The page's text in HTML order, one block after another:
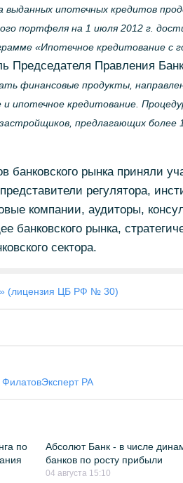
ипотечных кредитов
портфеля на 1 июля 2012 г.
«Ипотечное кредитование с
Председателя Правления
финансовые продукты,
и ипотечное кредитование.
предлагающих более
банковского рынка приняли
регулятора,
компании, аудиторы,
банковского рынка,
сектора.
(лицензия ЦБ РФ № 30)
Эксперт РА
по
Абсолют Банк - в числе
банков по росту прибыли
04 августа 15:10